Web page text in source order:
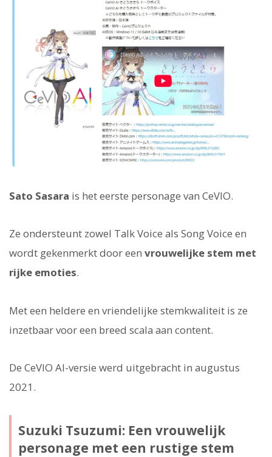
Sato Sasara is het eerste personage van CeVIO.
Ze ondersteunt zowel Talk Voice als Song Voice en
wordt gekenmerkt door een vrouwelijke stem met
rijke emoties.
Met een heldere en vriendelijke stemkwaliteit is ze
inzetbaar voor een breed scala aan content.
De CeVIO AI-versie werd uitgebracht in augustus
2021.
Suzuki Tsuzumi: Een vrouwelijk
personage met een rustige stem